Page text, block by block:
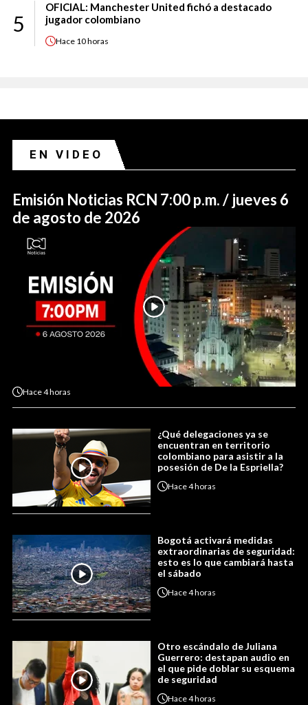
5
OFICIAL: Manchester United fichó a destacado
jugador colombiano
Hace 10 horas
EN VIDEO
Emisión Noticias RCN 7:00 p.m. / jueves 6
de agosto de 2026
Hace4 horas
¿Qué delegaciones ya se
encuentran en territorio
colombiano para asistir a la
posesión de De la Espriella?
Hace4 horas
Bogotá activará medidas
extraordinarias de seguridad:
esto es lo que cambiará hasta
el sábado
Hace4 horas
Otro escándalo de Juliana
Guerrero: destapan audio en
el que pide doblar su esquema
de seguridad
Hace4 horas